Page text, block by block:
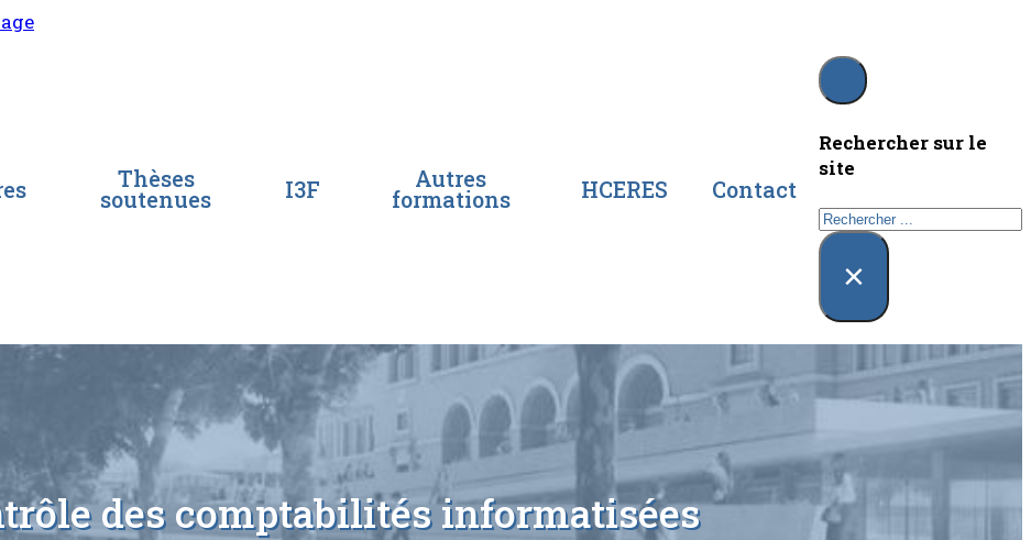
Thèses
soutenues I3F Autres
formations HCERES Contact
Rechercher sur le
site
Rechercher
×
des comptabilités informatisées